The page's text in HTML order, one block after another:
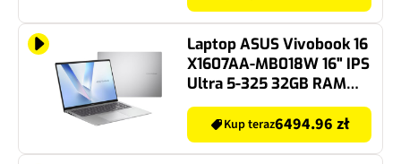
Laptop ASUS Vivobook 16
X1607AA-MB018W 16" IPS
Ultra 5-325 32GB RAM
1TB SSD Windows 11
HomeKup teraz6494.96 zł